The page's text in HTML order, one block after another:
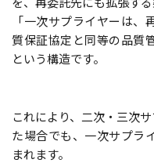
「一次サプライヤーは
質保証協定と同等の品質
という構造です。
これにより、二次・三次
た場合でも、一次サプラ
まれます。